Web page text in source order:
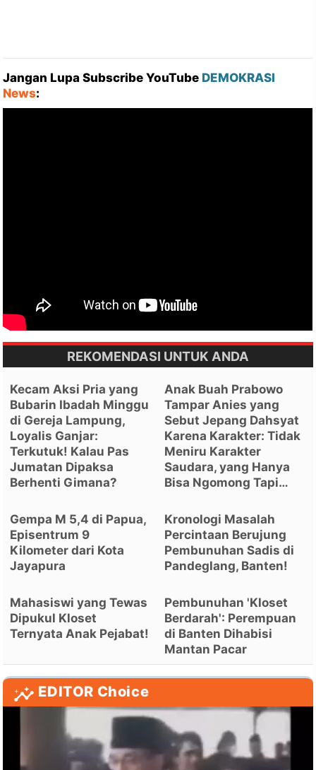
Jangan Lupa Subscribe YouTube DEMOKRASI
News:
REKOMENDASI UNTUK ANDA
Kecam Aksi Pria yang
Bubarin Ibadah Minggu
di Gereja Lampung,
Loyalis Ganjar:
Terkutuk! Kalau Pas
Jumatan Dipaksa
Berhenti Gimana?
Anak Buah Prabowo
Tampar Anies yang
Sebut Jepang Dahsyat
Karena Karakter: Tidak
Meniru Karakter
Saudara, yang Hanya
Bisa Ngomong Tapi…
Gempa M 5,4 di Papua,
Episentrum 9
Kilometer dari Kota
Jayapura
Kronologi Masalah
Percintaan Berujung
Pembunuhan Sadis di
Pandeglang, Banten!
Mahasiswi yang Tewas
Dipukul Kloset
Ternyata Anak Pejabat!
Pembunuhan 'Kloset
Berdarah': Perempuan
di Banten Dihabisi
Mantan Pacar
EDITOR Choice